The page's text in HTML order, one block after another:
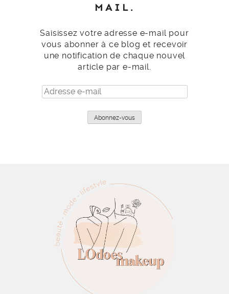
MAIL.
Saisissez votre adresse e-mail pour
vous abonner à ce blog et recevoir
une notification de chaque nouvel
article par e-mail.
Adresse
e-
Abonnez-vous